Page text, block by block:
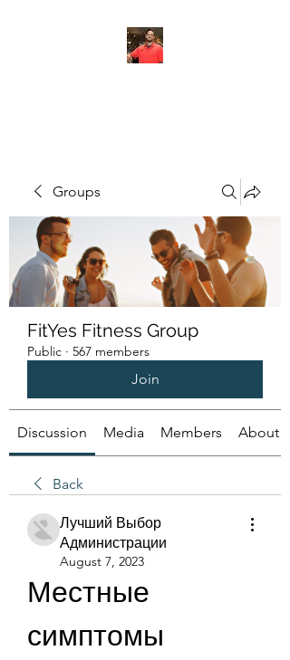
Groups
FitYes Fitness Group
Public · 567 members
Join
Discussion Media Members About
Back
Лучший Выбор
Администрации
August 7, 2023
Местные
симптомы